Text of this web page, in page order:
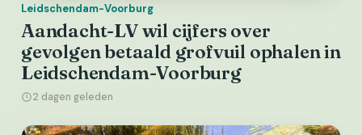
Leidschendam-Voorburg
Aandacht-LV wil cijfers over
gevolgen betaald grofvuil ophalen in
Leidschendam-Voorburg
2 dagen geleden